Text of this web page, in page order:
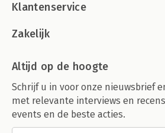
Klantenservice
Zakelijk
Altijd op de hoogte
Schrijf u in voor onze nieuwsbrief
met relevante interviews en
events en de beste acties.